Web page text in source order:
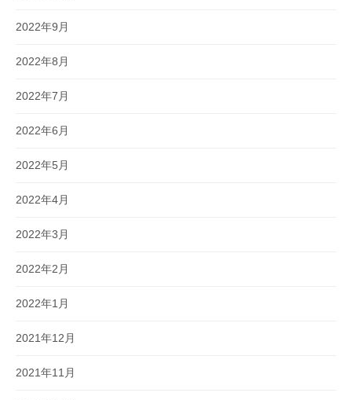
2022年9月
2022年8月
2022年7月
2022年6月
2022年5月
2022年4月
2022年3月
2022年2月
2022年1月
2021年12月
2021年11月